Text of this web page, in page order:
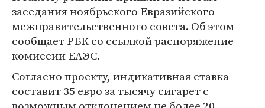
заседания ноябрьского Евразийского
межправительственного совета. Об этом
сообщает РБК со ссылкой распоряжение
комиссии ЕАЭС.
Согласно проекту, индикативная ставка
составит 35 евро за тысячу сигарет с